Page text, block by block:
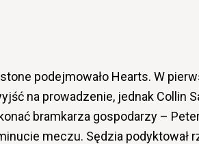
podejmowało Hearts. W
na prowadzenie, jednak Collin
bramkarza gospodarzy –
meczu. Sędzia podyktował